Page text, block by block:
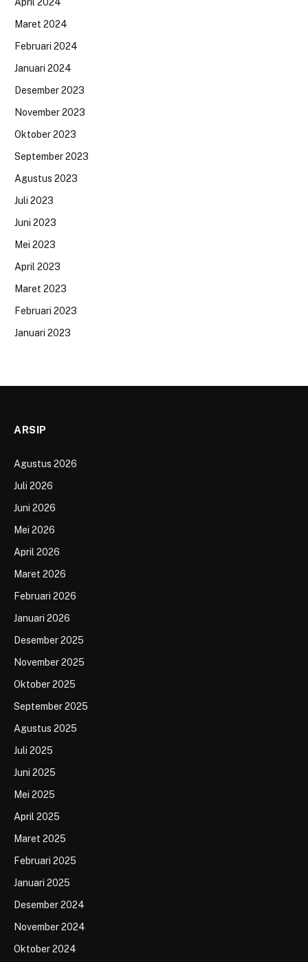
Maret 2024
Februari 2024
Januari 2024
Desember 2023
November 2023
Oktober 2023
September 2023
Agustus 2023
Juli 2023
Juni 2023
Mei 2023
April 2023
Maret 2023
Februari 2023
Januari 2023
ARSIP
Agustus 2026
Juli 2026
Juni 2026
Mei 2026
April 2026
Maret 2026
Februari 2026
Januari 2026
Desember 2025
November 2025
Oktober 2025
September 2025
Agustus 2025
Juli 2025
Juni 2025
Mei 2025
April 2025
Maret 2025
Februari 2025
Januari 2025
Desember 2024
November 2024
Oktober 2024